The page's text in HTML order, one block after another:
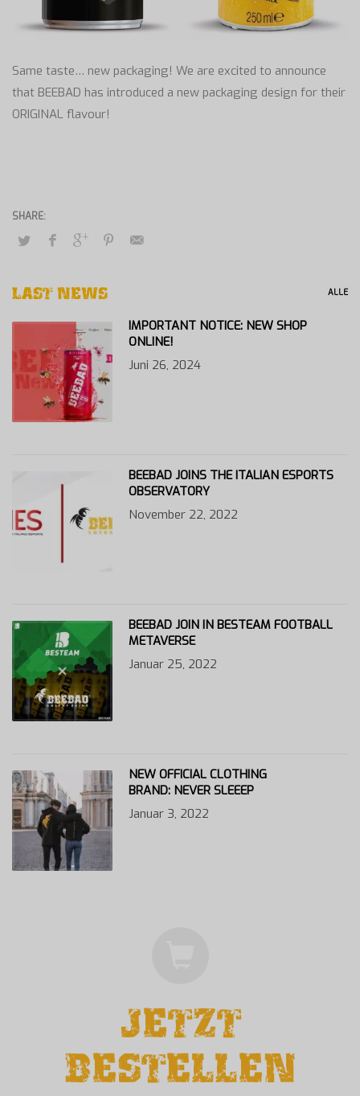
Same taste… new packaging! We are excited to announce
that BEEBAD has introduced a new packaging design for their
ORIGINAL flavour!
LAST NEWS ALLE
IMPORTANT NOTICE: NEW SHOP
ONLINE!
Juni 26, 2024
BEEBAD JOINS THE ITALIAN ESPORTS
OBSERVATORY
November 22, 2022
BEEBAD JOIN IN BESTEAM FOOTBALL
METAVERSE
Januar 25, 2022
NEW OFFICIAL CLOTHING
BRAND: NEVER SLEEEP
Januar 3, 2022
JETZT
BESTELLEN